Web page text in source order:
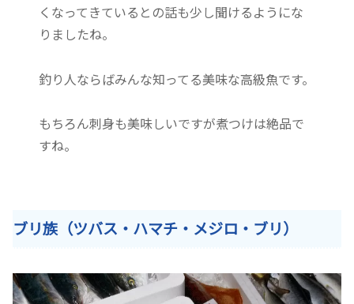
くなってきているとの話も少し聞けるようにな
りましたね。
釣り人ならばみんな知ってる美味な高級魚です。
もちろん刺身も美味しいですが煮つけは絶品で
すね。
ブリ族（ツバス・ハマチ・メジロ・ブリ）